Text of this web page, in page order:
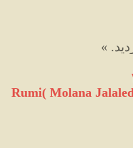
»
Rumi( Molana